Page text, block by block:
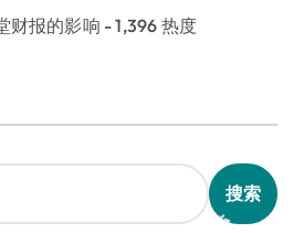
财报的影响 - 1,396 热度
搜索